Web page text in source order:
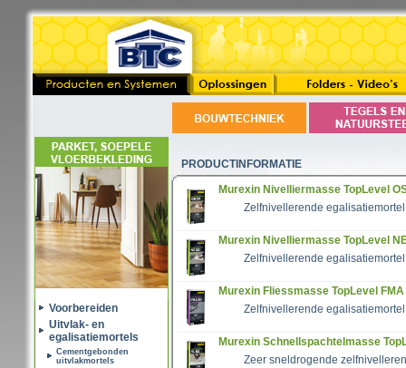
Voorbereiden
Uitvlak- en
egalisatiemortels
Cementgebonden
uitvlakmortels
PRODUCTINFORMATIE
Murexin Nivelliermasse TopLevel
Zelfnivellerende
Murexin Nivelliermasse TopLevel
Zelfnivellerende
Murexin Fliessmasse TopLevel FMA
Zelfnivellerende
Murexin Schnellspachtelmasse
Zeer sneldrogende